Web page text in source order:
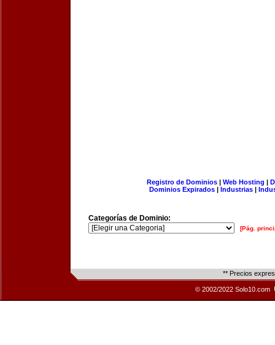
Registro de Dominios| Web Hosting |
Dominios Expirados | Industrias |
Categorías de Dominio:
[Pág.
** Precios
© 2002/2022 Solo10.com